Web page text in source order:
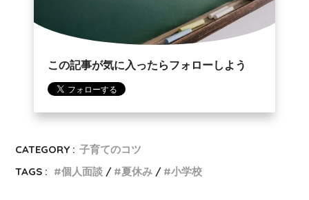
この記事が気に入ったらフォローしよう
CATEGORY : 子育てのコツ
TAGS :
個人面談 夏休み 小学校